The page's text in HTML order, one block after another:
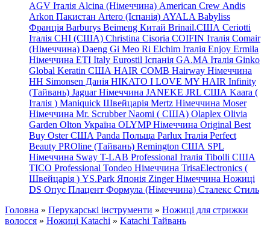
AGV Італія Alcina (Німеччина) American Crew Andis
Arkon Пакистан Artero (Іспанія) AYALA Babyliss
Франція Barburys Beimeng Китай Brinail.США Ceriotti
Італія CHI (США) Christina Cisoria COIFIN Італія Comair
(Німеччина) Daeng Gi Meo Ri Elchim Італія Enjoy Ermila
Німеччина ETI Italy Eurostil Іспанія GA.MA Італія Ginko
Global Keratin США HAIR COMB Hairway Німеччина
HH Simonsen Данія HIKATO I LOVE MY HAIR Infinity
(Тайвань) Jaguar Німеччина JANEKE JRL США Kaara (
Італія ) Maniquick Швейцарія Mertz Німеччина Moser
Німеччина Mr. Scrubber Naomi ( США) Olaplex Olivia
Garden Olton Україна OLYMP Німеччина Original Best
Buy Oster США Panda Польща Parlux Італія Perfect
Beauty PROline (Тайвань) Remington США SPL
Німеччина Sway T-LAB Professional Італія Tibolli США
TICO Professional Tondeo Німеччина TrisaElectronics (
Швейцарія ) YS.Park Японія Zinger Німеччина Ножиці
DS Опус Плацент Формула (Німеччина) Сталекс Стиль
Головна » Перукарські інструменти » Ножиці для стрижки
волосся » Ножиці Katachi » Katachi Тайвань